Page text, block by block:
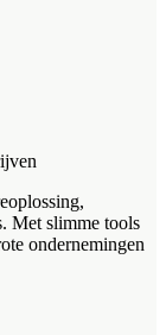
Met slimme tools
ondernemingen